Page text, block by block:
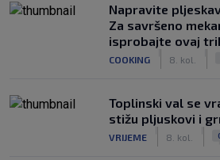
Napravite
Za savršeno
isprobajte ovaj
COOKING 8. kol.
Toplinski val se
stižu pljuskovi i
VRIJEME 8. kol.